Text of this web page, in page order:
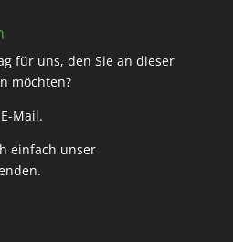
für uns, den Sie an dieser
möchten?
E-Mail.
einfach unser